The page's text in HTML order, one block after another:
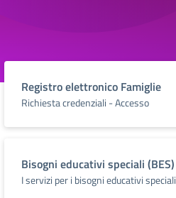
Registro elettronico Famiglie
Richiesta credenziali - Accesso
Bisogni educativi speciali (BES)
I servizi per i bisogni educativi speciali